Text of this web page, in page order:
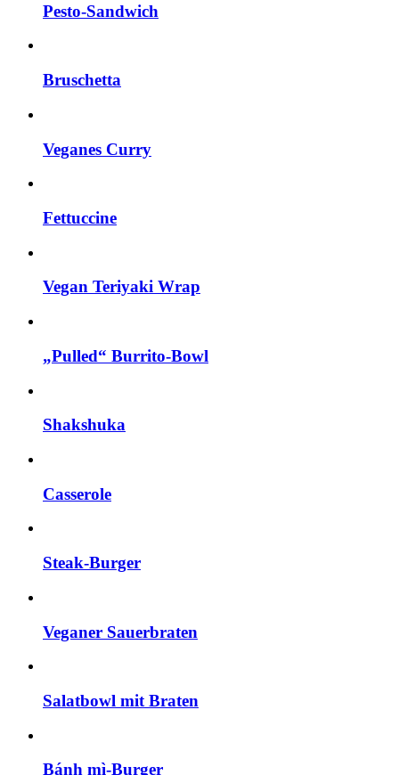
Pesto-Sandwich
Bruschetta
Veganes Curry
Fettuccine
Vegan Teriyaki Wrap
„Pulled“ Burrito-Bowl
Shakshuka
Casserole
Steak-Burger
Veganer Sauerbraten
Salatbowl mit Braten
Bánh mì-Burger